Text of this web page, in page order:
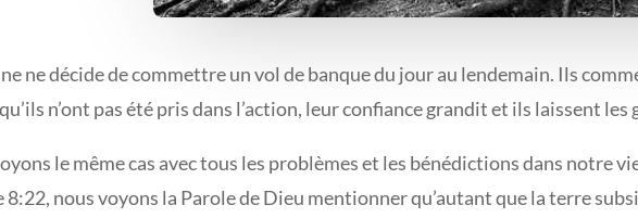
ne décide de commettre un vol de banque du jour au lendemain. Ils
n’ont pas été pris dans l’action, leur confiance grandit et ils laissent
le même cas avec tous les problèmes et les bénédictions dans notre
8:22, nous voyons la Parole de Dieu mentionner qu’autant que la terre